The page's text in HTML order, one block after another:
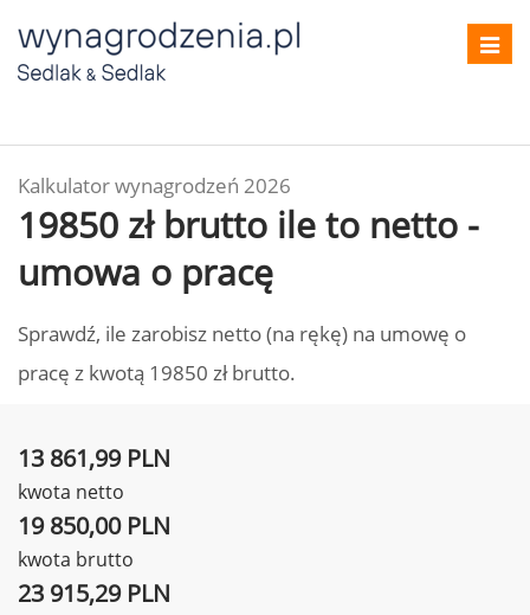
Kalkulator wynagrodzeń 2026
19850 zł brutto ile to netto -
umowa o pracę
Sprawdź, ile zarobisz netto (na rękę) na umowę o
pracę z kwotą 19850 zł brutto.
13 861,99 PLN
kwota netto
19 850,00 PLN
kwota brutto
23 915,29 PLN